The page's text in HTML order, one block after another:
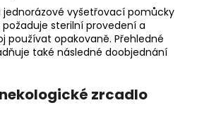
jednorázové vyšetřovací pomůcky
sterilní provedení a
používat opakovaně. Přehledné
také následné doobjednání
zrcadlo